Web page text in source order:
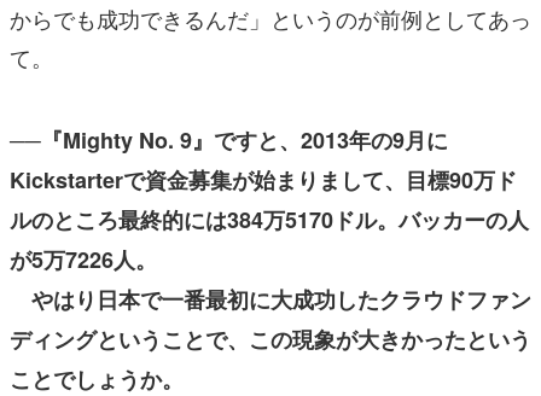
からでも成功できるんだ」というのが前例としてあっ
て。
──『Mighty No. 9』ですと、2013年の9月に
Kickstarterで資金募集が始まりまして、目標90万ド
ルのところ最終的には384万5170ドル。バッカーの人
が5万7226人。
やはり日本で一番最初に大成功したクラウドファン
ディングということで、この現象が大きかったという
ことでしょうか。